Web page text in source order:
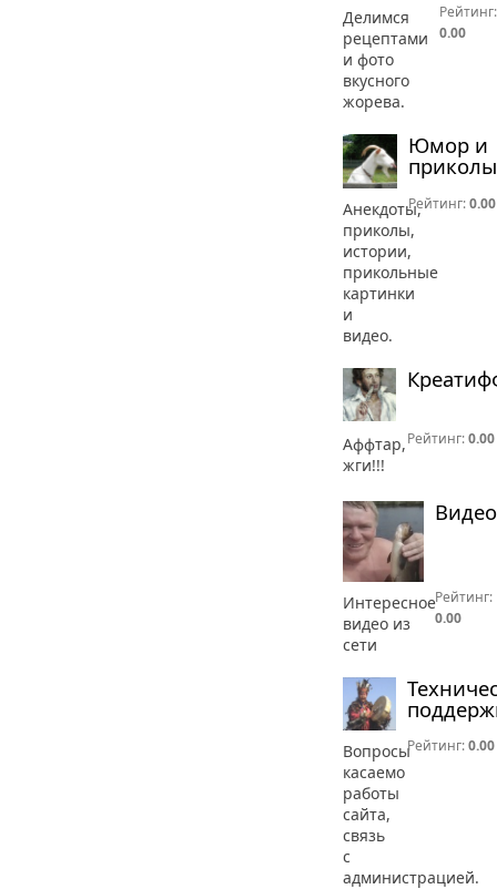
Делимся
рецептами
и фото
вкусного
жорева.
Рейтинг:
0.00
Юмор и
приколы
Анекдоты,
приколы,
истории,
прикольные
картинки
и
видео.
Рейтинг:0.00
Аффтар,
жги!!!
Рейтинг:0.00
Видео
Интересное
видео из
сети
Рейтинг:
0.00
Вопросы
касаемо
работы
сайта,
связь
с
администрацией.
Рейтинг:0.00